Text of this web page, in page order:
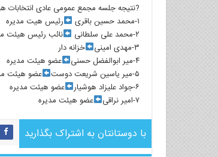
?نتیجه جلسه مجمع عمومی عادی
۱-محمد حسین باقری
رئیس هیت مدیره
۲-محمد علی سلطانی
نائب رئیس هیئت
۳-مهدی امینی
خزانه دار
۴-میر ابوالفضل حسنی
عضو هیئت مدیره
۵-میر یاسین شریعت دوست
عضو هیئت
۶-جواد علیزاد هوشیار
عضو هیئت مدیره
۷-امیر نراقی
عضو هیئت مدیره
با دوستانتان به اشتراک بگذارید